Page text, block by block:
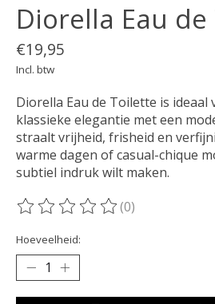
Diorella Eau
€19,95
Incl. btw
Diorella Eau de Toilette is ideaal
klassieke elegantie met een
straalt vrijheid, frisheid en
warme dagen of casual-chique
subtiel indruk wilt maken.
De beoordeling van dit product is
(0)
Hoeveelheid: